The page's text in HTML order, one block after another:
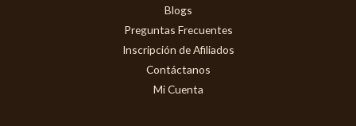
Blogs
Preguntas Frecuentes
Inscripción de Afiliados
Contáctanos
Mi Cuenta